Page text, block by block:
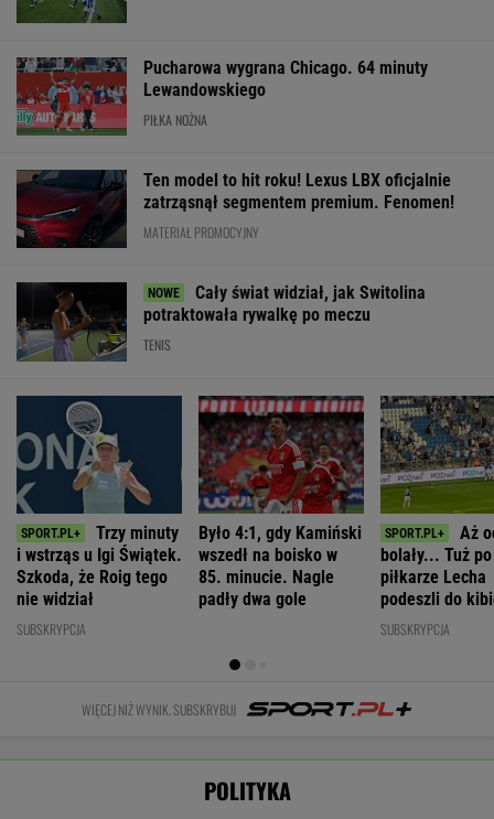
Pucharowa wygrana Chicago. 64 minuty
Lewandowskiego
PIŁKA NOŻNA
Ten model to hit roku! Lexus LBX oficjalnie
zatrząsnął segmentem premium. Fenomen!
MATERIAŁ PROMOCYJNY
Cały świat widział, jak Switolina
potraktowała rywalkę po meczu
TENIS
Trzy minuty
i wstrząs u Igi Świątek.
Szkoda, że Roig tego
nie widział
SUBSKRYPCJA
Było 4:1, gdy Kamiński
wszedł na boisko w
85. minucie. Nagle
padły dwa gole
Aż
bolały... Tuż
piłkarze Lecha
podeszli do
"Słuchajcie!"
SUBSKRYPCJA
WIĘCEJ NIŻ WYNIK. SUBSKRYBUJ
POLITYKA